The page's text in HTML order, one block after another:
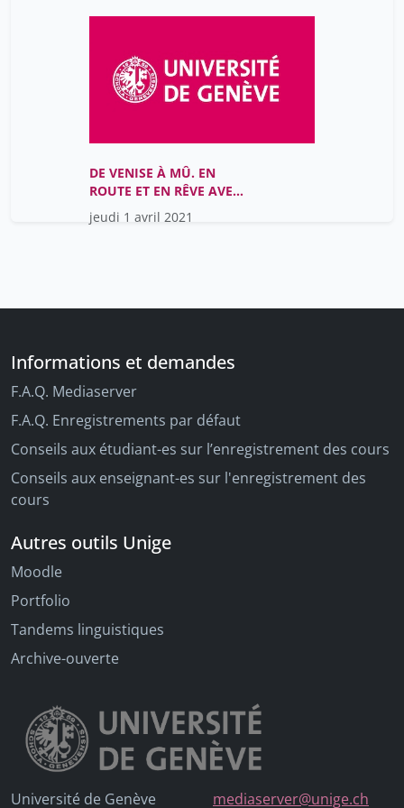
staszak jean-françois
volokhine youri
DE VENISE À MÛ. EN
ROUTE ET EN RÊVE AVEC
CORTO MALTESE
jeudi 1 avril 2021
Informations et demandes
F.A.Q. Mediaserver
F.A.Q. Enregistrements par défaut
Conseils aux étudiant-es sur l’enregistrement des cours
Conseils aux enseignant-es sur l'enregistrement des
cours
Autres outils Unige
Moodle
Portfolio
Tandems linguistiques
Archive-ouverte
Université de Genève mediaserver@unige.ch